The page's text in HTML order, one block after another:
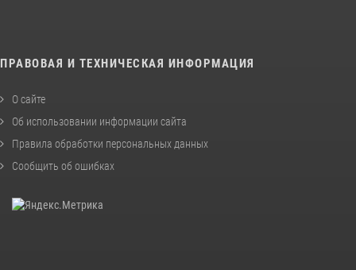
ПРАВОВАЯ И ТЕХНИЧЕСКАЯ ИНФОРМАЦИЯ
О сайте
Об использовании информации сайта
Правила обработки персональных данных
Сообщить об ошибках